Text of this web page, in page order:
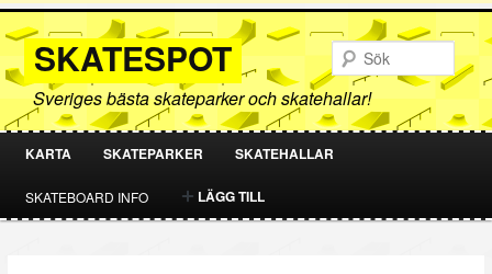
SKATESPOT
Sveriges bästa skateparker och skatehallar!
HOPPA
TILL
HOPPA
TILL
KARTA SKATEPARKER SKATEHALLAR
SKATEBOARD INFO LÄGG TILL